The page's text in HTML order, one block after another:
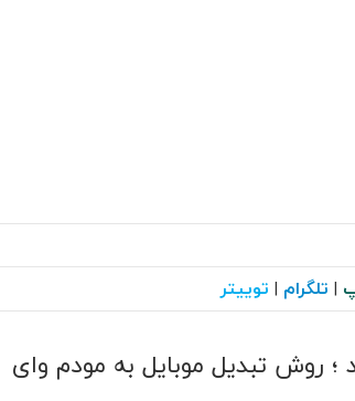
| تلگرام | توییتر
روش تبدیل موبایل به مودم وای